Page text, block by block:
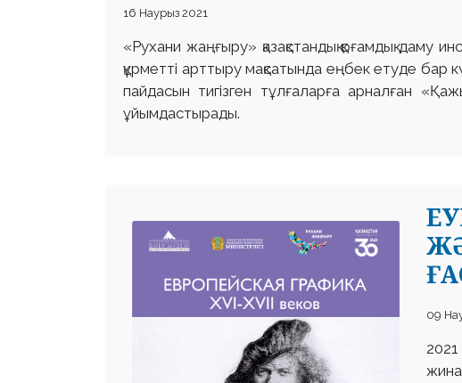
16 Наурыз 2021
«Рухани жаңғыру» қазақстандық қоғамдық даму
құрметті арттыру мақсатында еңбек етуде бар
пайдасын тигізген тұлғаларға арналған
ұйымдастырады.
09